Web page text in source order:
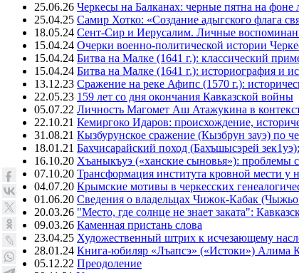
25.06.26 Черкесы на Балканах: черные пятна на фоне
25.04.25 Самир Хотко: «Создание адыгского флага
18.05.24 Сент-Сир и Иерусалим. Личные
15.04.24 Очерки военно-политической истории
15.04.24 Битва на Малке (1641 г.): классический
15.04.24 Битва на Малке (1641 г.): историография и
13.12.23 Сражение на реке Афипс (1570 г.):
22.05.23 159 лет со дня окончания Кавказской войны
05.07.22 Личность Магомет Аш Атажукина в
22.10.21 Кемиргоко Идаров: происхождение,
31.08.21 Кызбурунское сражение (Кызбрун зауэ) по
18.01.21 Бахчисарайский поход (Бахъшысэрей
16.10.20 Хъаныкъуэ («ханские сыновья»): проблемы
07.10.20 Трансформация института кровной мести
04.07.20 Крымские мотивы в черкесских
01.06.20 Сведения о владельцах Чижок-Кабак
20.03.26 "Место, где солнце не знает заката":
09.03.26 Каменная пристань слова
23.04.25 Художественный штрих к исчезающему
28.01.24 Книга-юбиляр «Лъапсэ» («Истоки») Алима
05.12.22 Преодоление